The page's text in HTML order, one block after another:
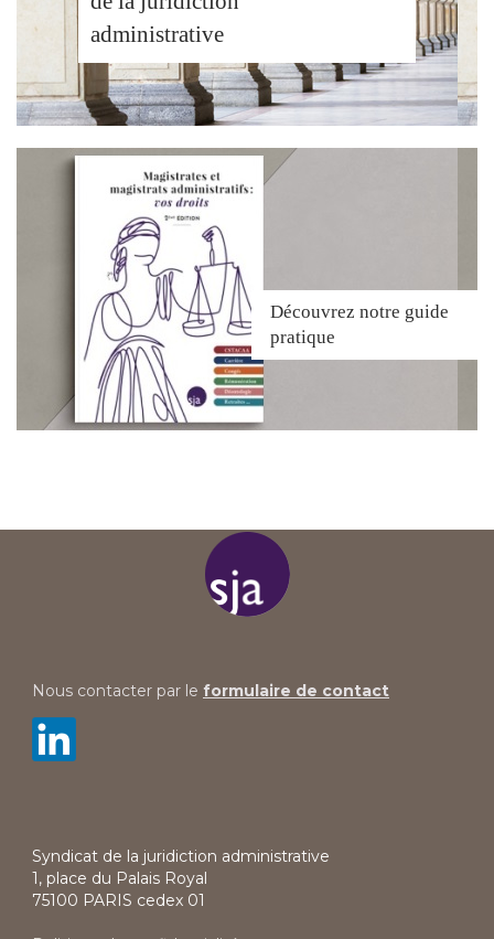
administrative
Découvrez notre guide
pratique
Nous contacter par le formulaire de contact
Syndicat de la juridiction administrative
1, place du Palais Royal
75100 PARIS cedex 01